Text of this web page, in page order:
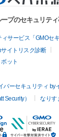
プのセキュリテ
サービス「GMOセキ
サイトリスク診断
ット
ーセキュリティ by
Security）
なりす